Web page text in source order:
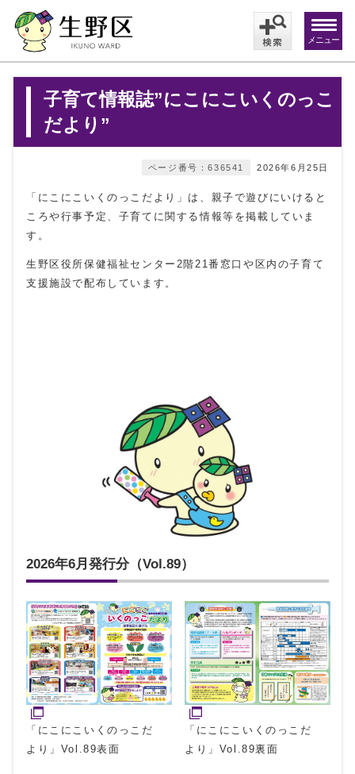
メニュー
子育て情報誌”にこにこいくのっこ
だより”
2026年6月25日
ページ番号：636541
「にこにこいくのっこだより」は、親子で遊びにいけると
ころや行事予定、子育てに関する情報等を掲載していま
す。
生野区役所保健福祉センター2階21番窓口や区内の子育て
支援施設で配布しています。
2026年6月発行分（Vol.89）
「にこにこいくのっこだ
より」Vol.89表面
「にこにこいくのっこだ
より」Vol.89裏面